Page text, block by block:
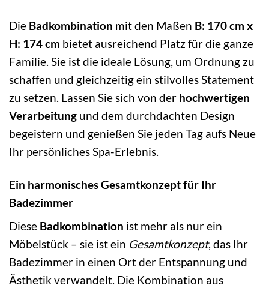
Die Badkombination mit den Maßen B: 170 cm x
H: 174 cm bietet ausreichend Platz für die ganze
Familie. Sie ist die ideale Lösung, um Ordnung zu
schaffen und gleichzeitig ein stilvolles Statement
zu setzen. Lassen Sie sich von der hochwertigen
Verarbeitung und dem durchdachten Design
begeistern und genießen Sie jeden Tag aufs Neue
Ihr persönliches Spa-Erlebnis.
Ein harmonisches Gesamtkonzept für Ihr
Badezimmer
Diese Badkombination ist mehr als nur ein
Möbelstück – sie ist ein Gesamtkonzept, das Ihr
Badezimmer in einen Ort der Entspannung und
Ästhetik verwandelt. Die Kombination aus